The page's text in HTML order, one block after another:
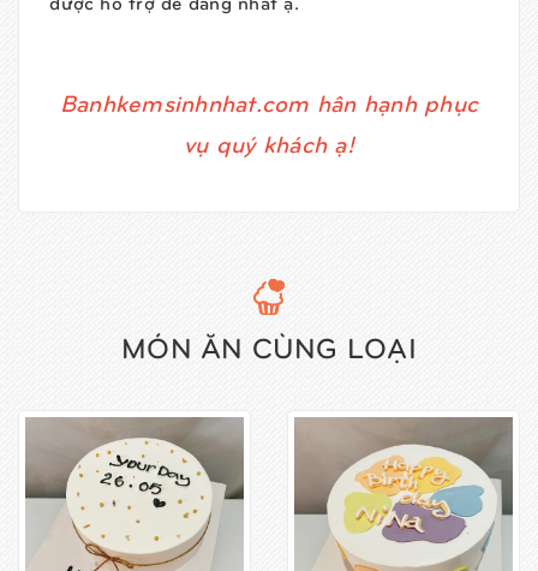
Banhkemsinhnhat.com hân hạnh phục
vụ quý khách ạ!
MÓN ĂN CÙNG LOẠI